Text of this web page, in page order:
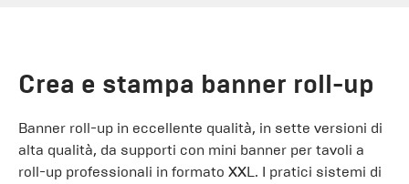
Crea e stampa banner roll-up
Banner roll-up in eccellente qualità, in sette versioni di
alta qualità, da supporti con mini banner per tavoli a
roll-up professionali in formato XXL. I pratici sistemi di